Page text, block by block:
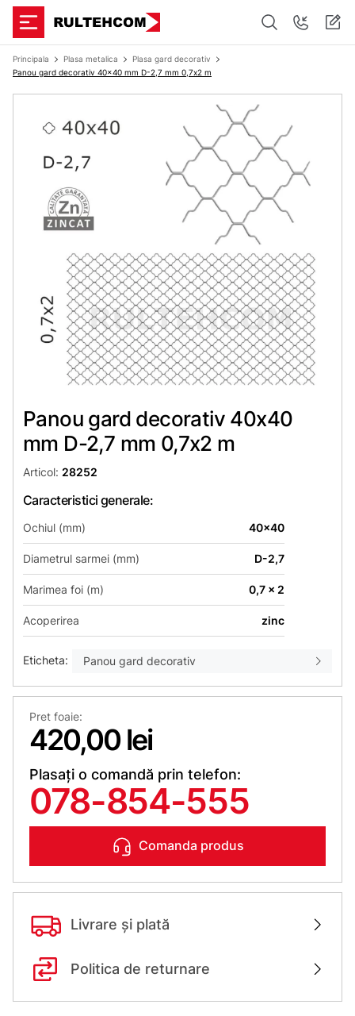
Principala Plasa metalica
Plasa gard decorativ
Panou gard decorativ 40x40 mm D-2,7 mm 0,7х2 m
Panou gard decorativ 40x40
mm D-2,7 mm 0,7х2 m
Articol: 28252
Caracteristici generale:
Ochiul (mm) 40x40
Diametrul sarmei (mm) D-2,7
Marimea foi (m) 0,7 x 2
Acoperirea zinc
Eticheta: Panou gard decorativ
Pret foaie:
420,00 lei
Plasați o comandă prin telefon:
078-854-555
Comanda produs
Livrare și plată
Politica de returnare